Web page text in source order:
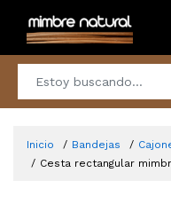
Inicio Bandejas
Cesta rectangular